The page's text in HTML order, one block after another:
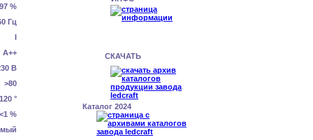
%
Гц
I
А++
В
>80
120 °
<1 %
СКАЧАТЬ
Каталог 2024